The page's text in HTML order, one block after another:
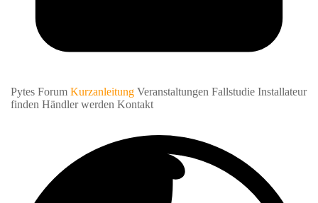
Pytes Forum Kurzanleitung Veranstaltungen Fallstudie Installateur
finden Händler werden Kontakt